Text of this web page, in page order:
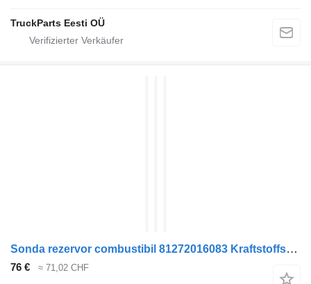
TruckParts Eesti OÜ
Sonda rezervor combustibil 81272016083 Kraftstoffstandsensor für MAN TGS Sattelzugmaschine
76 € ≈ 71,02 CHF